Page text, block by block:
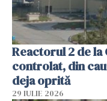
Reactorul 2 de
controlat, din
deja oprită
29 IULIE 2026